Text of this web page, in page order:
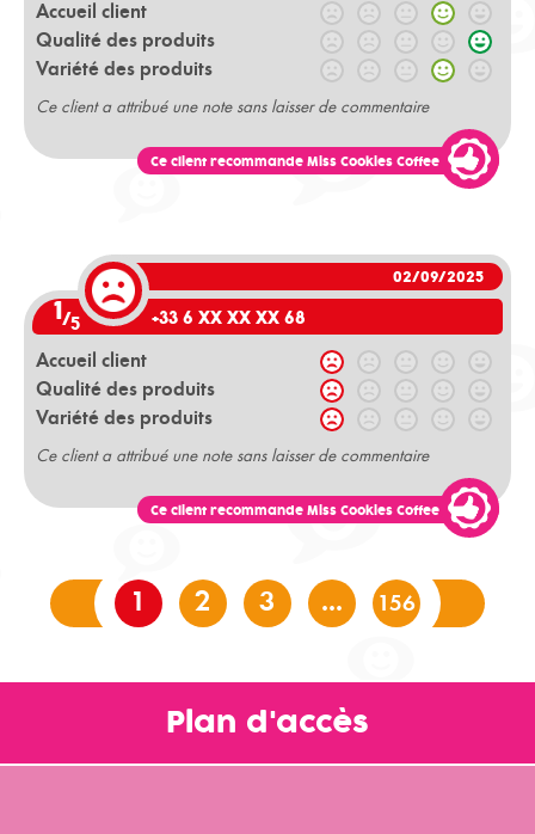
Accueil client
Qualité des produits
Variété des produits
Ce client a attribué une note sans laisser de commentaire
Ce client recommande Miss Cookies Coffee
1/5 +33 6 XX XX XX 68
02/09/2025
Accueil client
Qualité des produits
Variété des produits
Ce client a attribué une note sans laisser de commentaire
Ce client recommande Miss Cookies Coffee
1 2 3 ... 156
Plan d'accès